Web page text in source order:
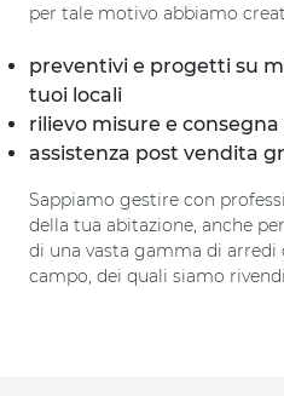
per tale motivo abbiamo
preventivi e progetti su
tuoi locali
rilievo misure e
assistenza post vendita
Sappiamo gestire con
della tua abitazione, anche
di una vasta gamma di
campo, dei quali siamo